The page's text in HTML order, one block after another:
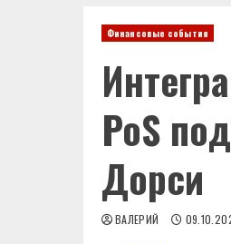
Финансовые события
PoS
Дорси
ВАЛЕРИЙ